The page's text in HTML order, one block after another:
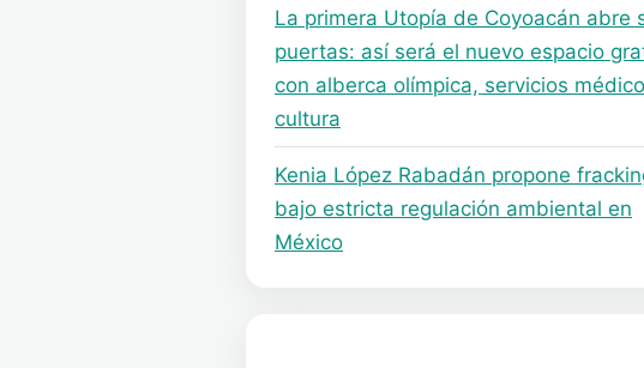
La primera Utopía de Coyoacán abre
puertas: así será el nuevo espacio
con alberca olímpica, servicios
cultura
Kenia López Rabadán propone
bajo estricta regulación ambiental en
México